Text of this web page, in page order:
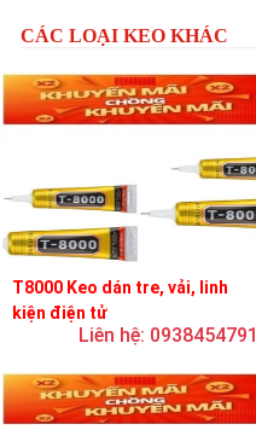
CÁC LOẠI KEO KHÁC
T8000 Keo dán tre, vải, linh
kiện điện tử
Liên hệ: 0938454791